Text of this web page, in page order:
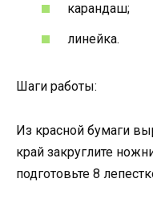
карандаш;
линейка.
Шаги работы:
Из красной бумаги
край закруглите
подготовьте 8